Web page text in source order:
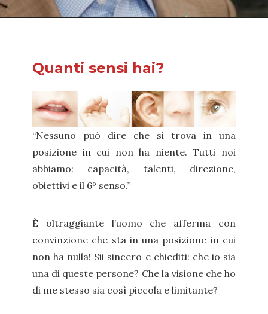
Quanti sensi hai?
“Nessuno può dire che si trova in una
posizione in cui non ha niente. Tutti noi
abbiamo: capacità, talenti, direzione,
obiettivi e il 6º senso.”
È oltraggiante l’uomo che afferma con
convinzione che sta in una posizione in cui
non ha nulla! Sii sincero e chiediti: che io sia
una di queste persone? Che la visione che ho
di me stesso sia così piccola e limitante?